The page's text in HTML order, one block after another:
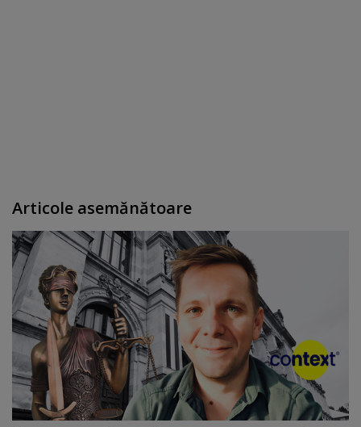
Articole asemănătoare